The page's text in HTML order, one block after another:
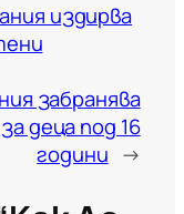
издирва
забранява
деца под 16
години →